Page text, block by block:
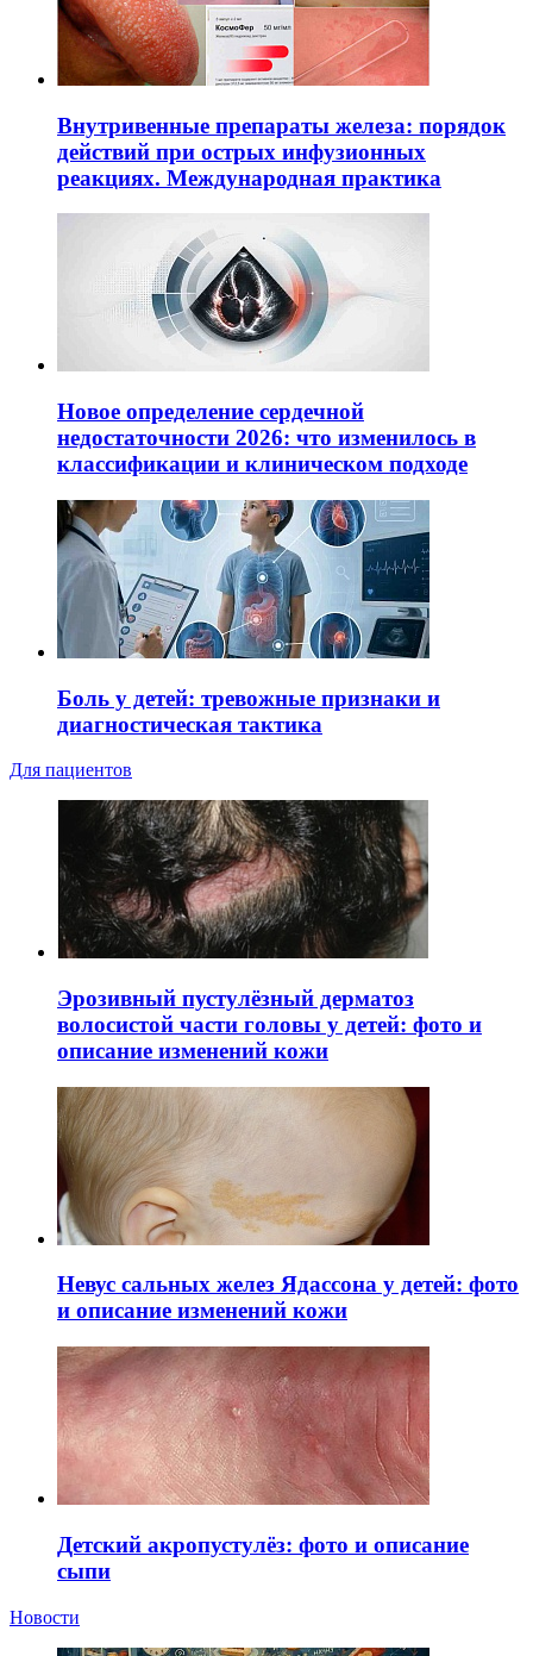
Внутривенные препараты железа: порядок
действий при острых инфузионных
реакциях. Международная практика
Новое определение сердечной
недостаточности 2026: что изменилось в
классификации и клиническом подходе
Боль у детей: тревожные признаки и
диагностическая тактика
Для пациентов
Эрозивный пустулёзный дерматоз
волосистой части головы у детей: фото и
описание изменений кожи
Невус сальных желез Ядассона у детей: фото
и описание изменений кожи
Детский акропустулёз: фото и описание
сыпи
Новости